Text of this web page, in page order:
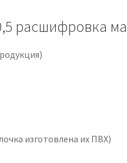
расшифровка
изготовлена их ПВХ)